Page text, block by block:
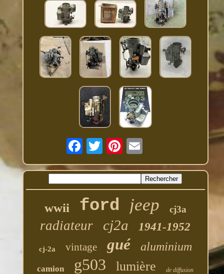
wwii ford jeep cj3a
radiateur cj2a 1941-1952
cj-2a vintage gué aluminium
camion g503 lumière de diffusion